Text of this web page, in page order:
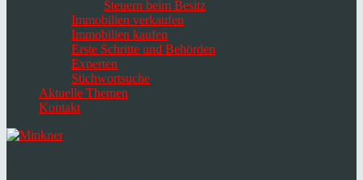
Steuern beim Besitz
Immobilien verkaufen
Immobilien kaufen
Erste Schritte und Behörden
Experten
Stichwortsuche
Aktuelle Themen
Kontakt